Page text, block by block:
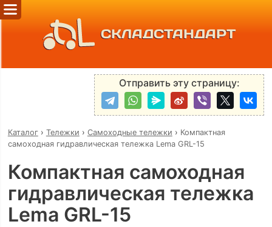
СКЛАДСТАНДАРТ
Отправить эту страницу:
Каталог› Тележки › Самоходные тележки › Компактная
самоходная гидравлическая тележка Lema GRL-15
Компактная самоходная
гидравлическая тележка
Lema GRL-15